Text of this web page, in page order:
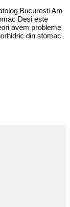
Bucuresti Am
Desi este
avem probleme
din stomac